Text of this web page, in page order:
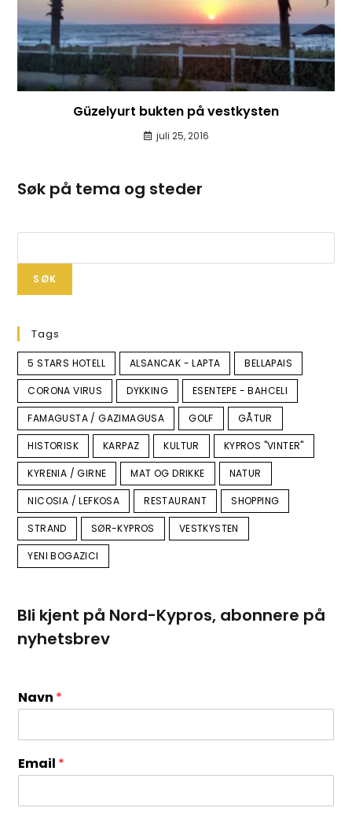
Güzelyurt bukten på vestkysten
juli 25, 2016
Søk på tema og steder
SØK
Tags
5 STARS HOTELL ALSANCAK - LAPTA BELLAPAIS
CORONA VIRUS DYKKING ESENTEPE - BAHCELI
FAMAGUSTA / GAZIMAGUSA GOLF GÅTUR
HISTORISK KARPAZ KULTUR KYPROS "VINTER"
KYRENIA / GIRNE MAT OG DRIKKE NATUR
NICOSIA / LEFKOSA RESTAURANT SHOPPING
STRAND SØR-KYPROS VESTKYSTEN
YENI BOGAZICI
Bli kjent på Nord-Kypros, abonnere på
nyhetsbrev
Navn *
Email *